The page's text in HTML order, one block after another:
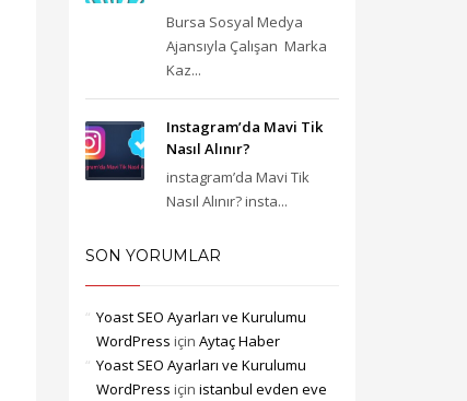
Bursa Sosyal Medya
Ajansıyla Çalışan Marka
Kaz...
Instagram’da Mavi Tik
Nasıl Alınır?
instagram’da Mavi Tik
Nasıl Alınır? insta...
SON YORUMLAR
Yoast SEO Ayarları ve Kurulumu
WordPress için Aytaç Haber
Yoast SEO Ayarları ve Kurulumu
WordPress için istanbul evden eve